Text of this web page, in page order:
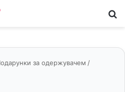
за одержувачем /